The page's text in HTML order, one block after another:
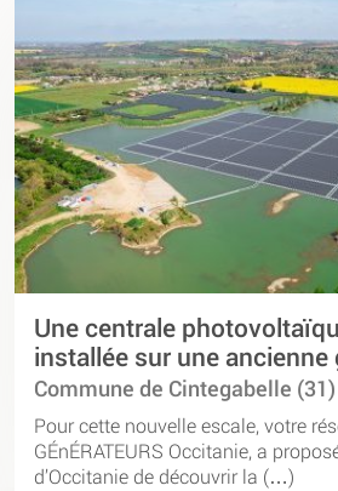
Une centrale
installée sur une ancienne
Commune de Cintegabelle (31)
Pour cette nouvelle escale, votre
GÉnÉRATEURS Occitanie, a
d’Occitanie de découvrir la (…)